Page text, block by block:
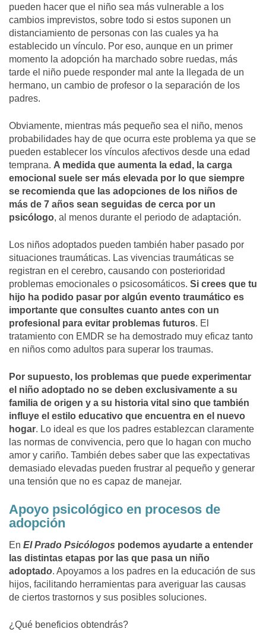
pueden hacer que el niño sea más vulnerable a los
cambios imprevistos, sobre todo si estos suponen un
distanciamiento de personas con las cuales ya ha
establecido un vínculo. Por eso, aunque en un primer
momento la adopción ha marchado sobre ruedas, más
tarde el niño puede responder mal ante la llegada de un
hermano, un cambio de profesor o la separación de los
padres.
Obviamente, mientras más pequeño sea el niño, menos
probabilidades hay de que ocurra este problema ya que se
pueden establecer los vínculos afectivos desde una edad
temprana. A medida que aumenta la edad, la carga
emocional suele ser más elevada por lo que siempre
se recomienda que las adopciones de los niños de
más de 7 años sean seguidas de cerca por un
psicólogo, al menos durante el periodo de adaptación.
Los niños adoptados pueden también haber pasado por
situaciones traumáticas. Las vivencias traumáticas se
registran en el cerebro, causando con posterioridad
problemas emocionales o psicosomáticos. Si crees que tu
hijo ha podido pasar por algún evento traumático es
importante que consultes cuanto antes con un
profesional para evitar problemas futuros. El
tratamiento con EMDR se ha demostrado muy eficaz tanto
en niños como adultos para superar los traumas.
Por supuesto, los problemas que puede experimentar
el niño adoptado no se deben exclusivamente a su
familia de origen y a su historia vital sino que también
influye el estilo educativo que encuentra en el nuevo
hogar. Lo ideal es que los padres establezcan claramente
las normas de convivencia, pero que lo hagan con mucho
amor y cariño. También debes saber que las expectativas
demasiado elevadas pueden frustrar al pequeño y generar
una tensión que no es capaz de manejar.
Apoyo psicológico en procesos de
adopción
En El Prado Psicólogos podemos ayudarte a entender
las distintas etapas por las que pasa un niño
adoptado. Apoyamos a los padres en la educación de sus
hijos, facilitando herramientas para averiguar las causas
de ciertos trastornos y sus posibles soluciones.
¿Qué beneficios obtendrás?